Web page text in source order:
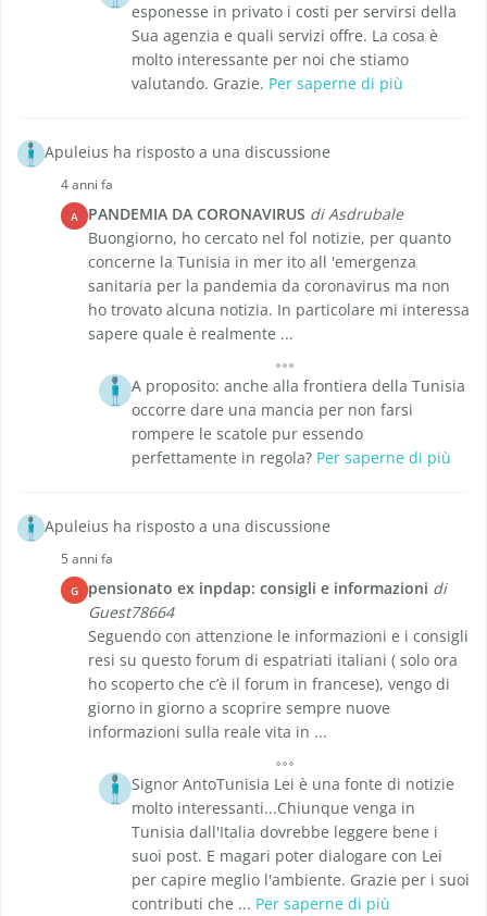
esponesse in privato i costi per servirsi della
Sua agenzia e quali servizi offre. La cosa è
molto interessante per noi che stiamo
valutando. Grazie. Per saperne di più
Apuleius ha risposto a una discussione
4 anni fa
A PANDEMIA DA CORONAVIRUS di Asdrubale
Buongiorno, ho cercato nel fol notizie, per quanto
concerne la Tunisia in mer ito all 'emergenza
sanitaria per la pandemia da coronavirus ma non
ho trovato alcuna notizia. In particolare mi interessa
sapere quale è realmente ...
A proposito: anche alla frontiera della Tunisia
occorre dare una mancia per non farsi
rompere le scatole pur essendo
perfettamente in regola? Per saperne di più
Apuleius ha risposto a una discussione
5 anni fa
G pensionato ex inpdap: consigli e informazioni di
Guest78664
Seguendo con attenzione le informazioni e i consigli
resi su questo forum di espatriati italiani ( solo ora
ho scoperto che c’è il forum in francese), vengo di
giorno in giorno a scoprire sempre nuove
informazioni sulla reale vita in ...
Signor AntoTunisia Lei è una fonte di notizie
molto interessanti...Chiunque venga in
Tunisia dall'Italia dovrebbe leggere bene i
suoi post. E magari poter dialogare con Lei
per capire meglio l'ambiente. Grazie per i suoi
contributi che ... Per saperne di più